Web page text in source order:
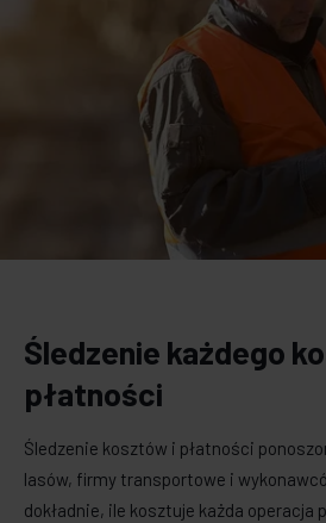
Śledzenie każdego
płatności
Śledzenie kosztów i płatności
lasów, firmy transportowe i
dokładnie, ile kosztuje każda operacja